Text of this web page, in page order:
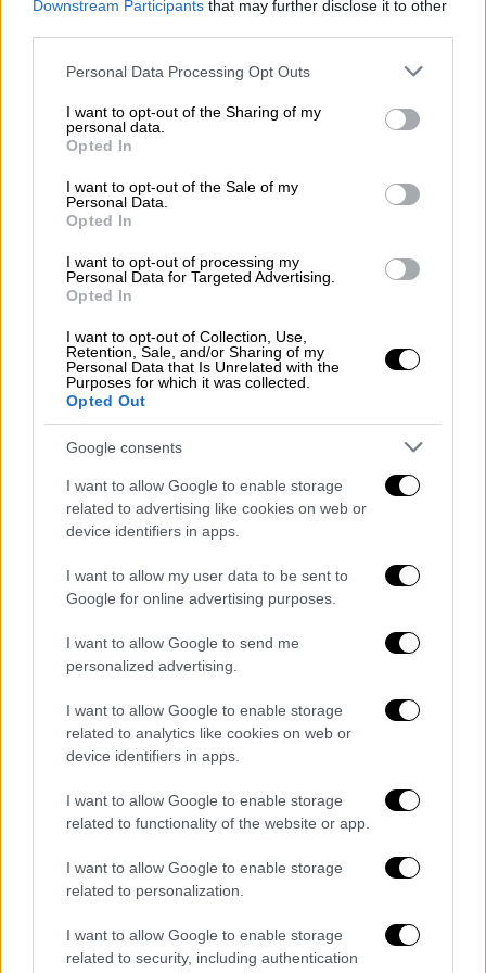
Downstream Participants that may further disclose it to other
Please note that this website/app uses one or more Google
not limited to your visit or usage behaviour. You may click to
grant or deny consent to Google and its third-party tags to
use your data for below specified purposes in below Google
consent section.
Personal Data Processing Opt Outs
I want to opt-out of the Sharing of my
personal data.
Opted In
I want to opt-out of the Sale of my
Personal Data.
Opted In
I want to opt-out of processing my
Personal Data for Targeted Advertising.
Opted In
I want to opt-out of Collection, Use,
Retention, Sale, and/or Sharing of my
Personal Data that Is Unrelated with the
Purposes for which it was collected.
Opted Out
Google consents
I want to allow Google to enable storage
related to advertising like cookies on web or
device identifiers in apps.
I want to allow my user data to be sent to
Google for online advertising purposes.
I want to allow Google to send me
personalized advertising.
I want to allow Google to enable storage
related to analytics like cookies on web or
device identifiers in apps.
I want to allow Google to enable storage
related to functionality of the website or app.
I want to allow Google to enable storage
related to personalization.
I want to allow Google to enable storage
related to security, including authentication
έδειξε μια φωτογραφία με τατουάζ στο χέρι
αποδεικνύει ότι έχει συμμετοχή στη
διαβόητη συμμορία. Από την πλευρά του ο
Μόραναπάντησε πως «υπάρχουν διαφωνίες
γι’ αυτό».
Σημειώνεται ότι οι επικριτές της
κυβέρνησης
φωτογραφία έχει υποστεί επεξεργασία, ενώ
οι ειδικοί αναφέρουν ότι τίποτα πάνω στην
MS-13. «Περιμένετε ένα λεπτό, περιμένετε
ένα λεπτό. Είχε γραμμένο το MS-13 στις
αρθρώσεις των δακτύλων του», ανέφερε ο
Τραμπκαι οΜόραναπάντησε πως «αυτό
είναι προϊόνPhotoshop
Τότε, ο Αμερικανός πρόεδρος πήρε εκ νέου
τον λόγο. «Αυτό ήτανPhotoshop
μπορείς να το κάνεις αυτό... σου δίνουν τη
μεγάλη ευκαιρία της ζωής σου. Ξέρεις, εσύ
ειλικρινά, δεν είχα ακούσει ποτέ για σένα,
αλλά αυτό είναι εντάξει». Όταν ο
προσπάθησε να παρέμβει, οΤραμπ
συνέχισε:
«Σε διάλεξα Τέρι, αλλά δεν είσαι και πολύ
ευγενικός».
Επισημαίνεται ότι η συμμορία MS-13
ιδρύθηκε στιςΗΠΑ, αλλά έχει ρίζες στο
Σαλβαδόρ. Τη δημιούργησαν μετανάστες που
είχαν εγκαταλείψει τη χώρα εν μέσω του
εμφυλίου πολέμου και οι δραστηριότητες
της συμμορίας ξεκίνησαν τη δεκαετία του